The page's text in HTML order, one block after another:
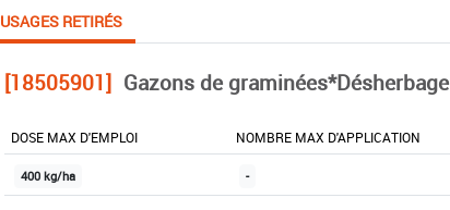
USAGES RETIRÉS
[18505901] Gazons de graminées*Désherbage
DOSE MAX D'EMPLOI NOMBRE MAX D'APPLICATION
400 kg/ha -